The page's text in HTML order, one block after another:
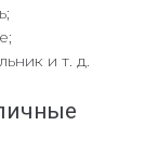
и т. д.